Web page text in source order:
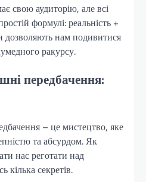
свою аудиторію, але всі
формулі: реальність +
дозволяють нам подивитися
ракурсу.
передбачення:
– це мистецтво, яке
та абсурдом. Як
нас реготати над
кілька секретів.